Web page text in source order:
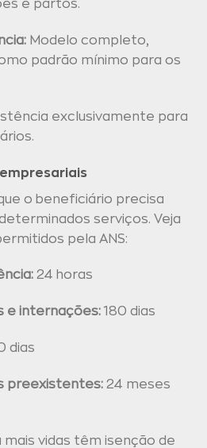
e partos.
Modelo completo,
padrão mínimo para os
exclusivamente para
o beneficiário precisa
serviços. Veja
pela ANS:
24 horas
e internações:180 dias
dias
preexistentes:24 meses
mais vidas têm isenção de